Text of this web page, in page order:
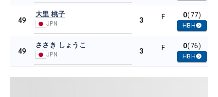
49
大里 桃子
JPN 3 F 0(77)
HBH
49
ささき しょうこ
JPN 3 F 0(76)
HBH